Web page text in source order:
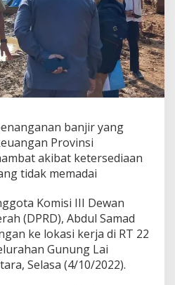
banjir yang
Provinsi
akibat ketersediaan
tidak memadai
Komisi III Dewan
(DPRD), Abdul Samad
ke lokasi kerja di RT 22
Gunung Lai
Selasa (4/10/2022).